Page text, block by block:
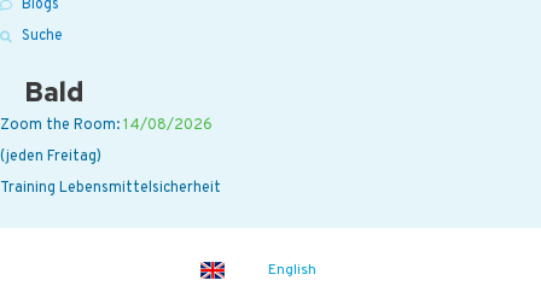
Blogs
Suche
Bald
Zoom the Room:14/08/2026
(jeden Freitag)
Training Lebensmittelsicherheit
English